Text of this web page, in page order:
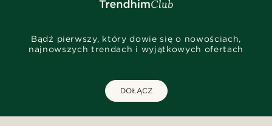
Bądź pierwszy, który dowie się o nowościach,
najnowszych trendach i wyjątkowych ofertach
DOŁĄCZ